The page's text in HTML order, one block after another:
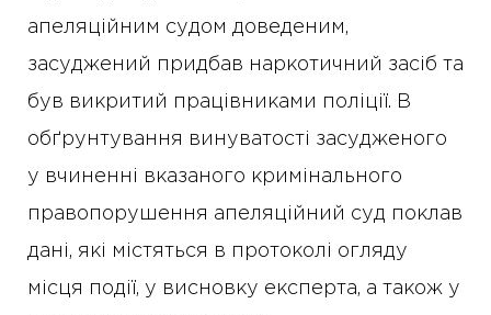
апеляційним судом доведеним,
засуджений придбав наркотичний засіб та
був викритий працівниками поліції. В
обґрунтування винуватості засудженого
у вчиненні вказаного кримінального
правопорушення апеляційний суд поклав
дані, які містяться в протоколі огляду
місця події, у висновку експерта, а також у